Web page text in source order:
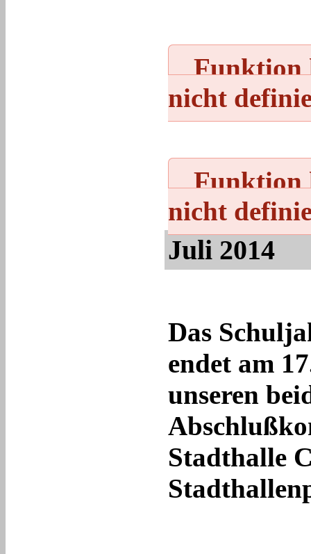
Funktion
nicht
Funktion
nicht
Juli 2014
Das
endet am
unseren
Stadthalle